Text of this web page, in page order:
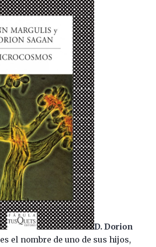
D. Dorion
es el nombre de uno de sus hijos,